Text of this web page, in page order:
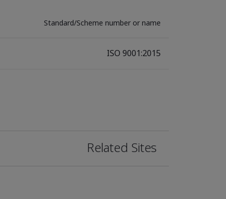
Standard/Scheme number or name
ISO 9001:2015
Related Sites